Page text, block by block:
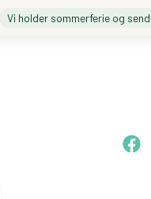
Vi holder sommerferie og
F
a